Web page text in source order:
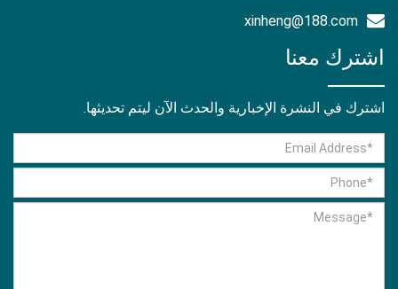
xinheng@188.com
اشترك معنا
اشترك في النشرة الإخبارية والحدث الآن ليتم تحديثها.